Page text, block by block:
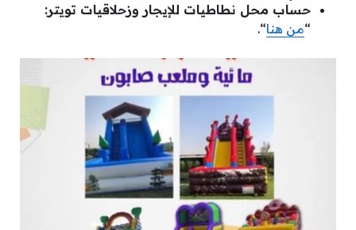
حساب محل نطاطيات للإيجار وزحلاقيات تويتر:
“من هنا“.